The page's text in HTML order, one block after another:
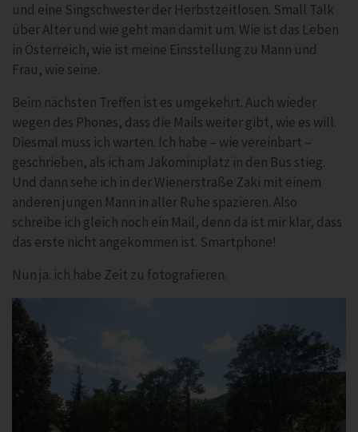
und eine Singschwester der Herbstzeitlosen. Small Talk
über Alter und wie geht man damit um. Wie ist das Leben
in Österreich, wie ist meine Einsstellung zu Mann und
Frau, wie seine.
Beim nächsten Treffen ist es umgekehrt. Auch wieder
wegen des Phones, dass die Mails weiter gibt, wie es will.
Diesmal muss ich warten. Ich habe – wie vereinbart –
geschrieben, als ich am Jakominiplatz in den Bus stieg.
Und dann sehe ich in der Wienerstraße Zaki mit einem
anderen jungen Mann in aller Ruhe spazieren. Also
schreibe ich gleich noch ein Mail, denn da ist mir klar, dass
das erste nicht angekommen ist. Smartphone!
Nun ja. ich habe Zeit zu fotografieren.